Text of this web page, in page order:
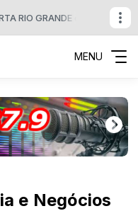
RIO GRANDE com miro
MENU
e Negócios